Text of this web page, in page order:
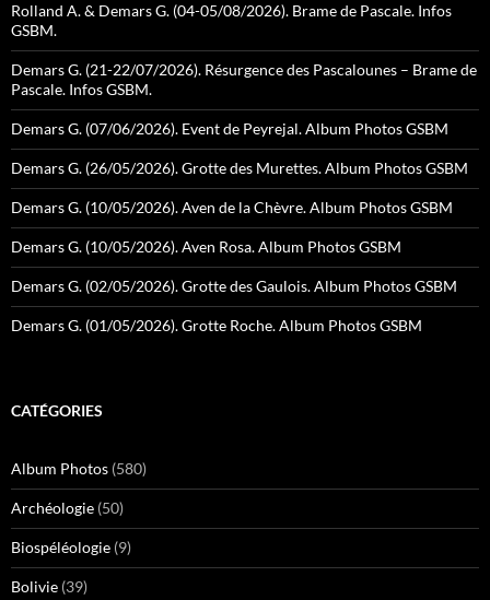
Rolland A. & Demars G. (04-05/08/2026). Brame de Pascale. Infos
GSBM.
Demars G. (21-22/07/2026). Résurgence des Pascalounes – Brame de
Pascale. Infos GSBM.
Demars G. (07/06/2026). Event de Peyrejal. Album Photos GSBM
Demars G. (26/05/2026). Grotte des Murettes. Album Photos GSBM
Demars G. (10/05/2026). Aven de la Chèvre. Album Photos GSBM
Demars G. (10/05/2026). Aven Rosa. Album Photos GSBM
Demars G. (02/05/2026). Grotte des Gaulois. Album Photos GSBM
Demars G. (01/05/2026). Grotte Roche. Album Photos GSBM
CATÉGORIES
Album Photos (580)
Archéologie (50)
Biospéléologie (9)
Bolivie (39)